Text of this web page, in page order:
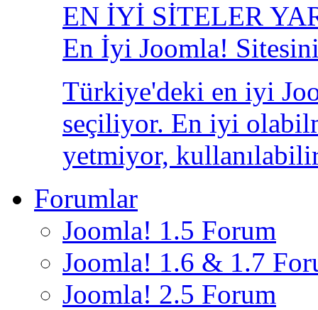
EN İYİ SİTELER
En İyi Joomla!
Türkiye'deki en iyi
seçiliyor. En iyi
yetmiyor,
Forumlar
Joomla! 1.5 Forum
Joomla! 1.6 & 1.7
Joomla! 2.5 Forum